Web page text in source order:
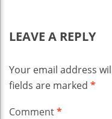
LEAVE A REPLY
Your email address
fields are marked *
Comment*